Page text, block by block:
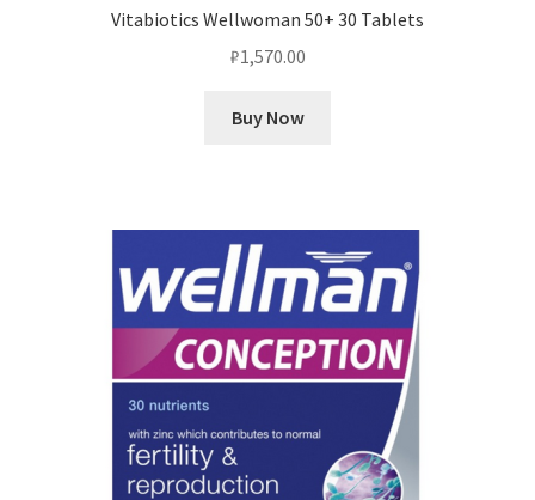
Vitabiotics Wellwoman 50+ 30 Tablets
₽1,570.00
Buy Now